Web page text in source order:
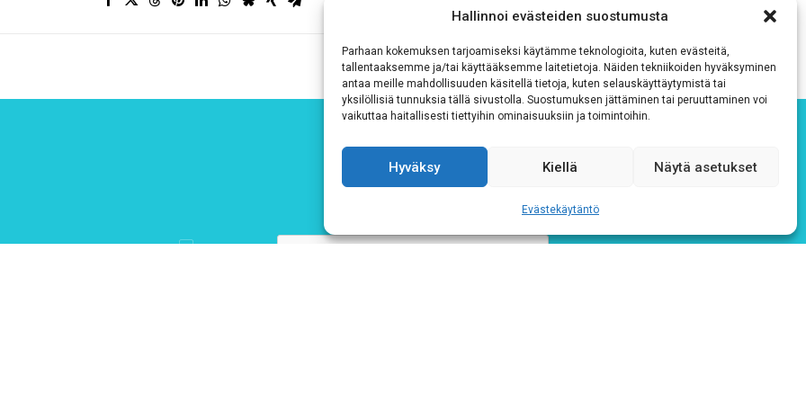
Hallinnoi evästeiden suostumusta
Parhaan kokemuksen tarjoamiseksi käytämme teknologioita, kuten evästeitä,
tallentaaksemme ja/tai käyttääksemme laitetietoja. Näiden tekniikoiden hyväksyminen
antaa meille mahdollisuuden käsitellä tietoja, kuten selauskäyttäytymistä tai
yksilöllisiä tunnuksia tällä sivustolla. Suostumuksen jättäminen tai peruuttaminen voi
vaikuttaa haitallisesti tiettyihin ominaisuuksiin ja toimintoihin.
Hyväksy Kiellä Näytä asetukset
Evästekäytäntö